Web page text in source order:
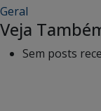
Geral
Veja
Sem posts